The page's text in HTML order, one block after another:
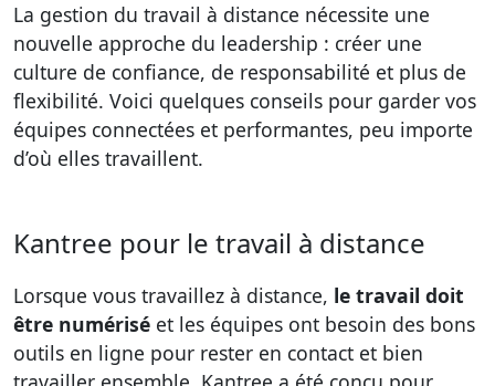
La gestion du travail à distance nécessite une
nouvelle approche du leadership : créer une
culture de confiance, de responsabilité et plus de
flexibilité. Voici quelques conseils pour garder vos
équipes connectées et performantes, peu importe
d’où elles travaillent.
Kantree pour le travail à distance
Lorsque vous travaillez à distance, le travail doit
être numérisé et les équipes ont besoin des bons
outils en ligne pour rester en contact et bien